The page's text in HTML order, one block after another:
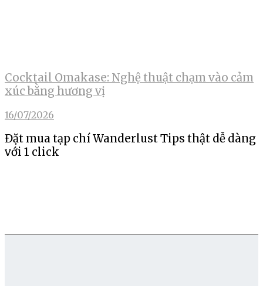
Cocktail Omakase: Nghệ thuật chạm vào cảm
xúc bằng hương vị
16/07/2026
Đặt mua tạp chí Wanderlust Tips thật dễ dàng
với 1 click